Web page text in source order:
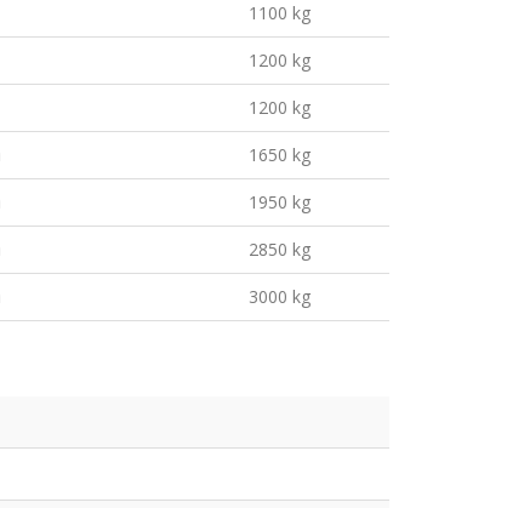
1100 kg
1200 kg
1200 kg
1650 kg
1950 kg
2850 kg
3000 kg